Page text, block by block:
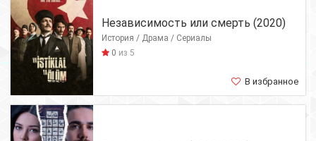
Независимость или смерть (2020)
История / Драма / Сериалы
0 из 5
В избранное